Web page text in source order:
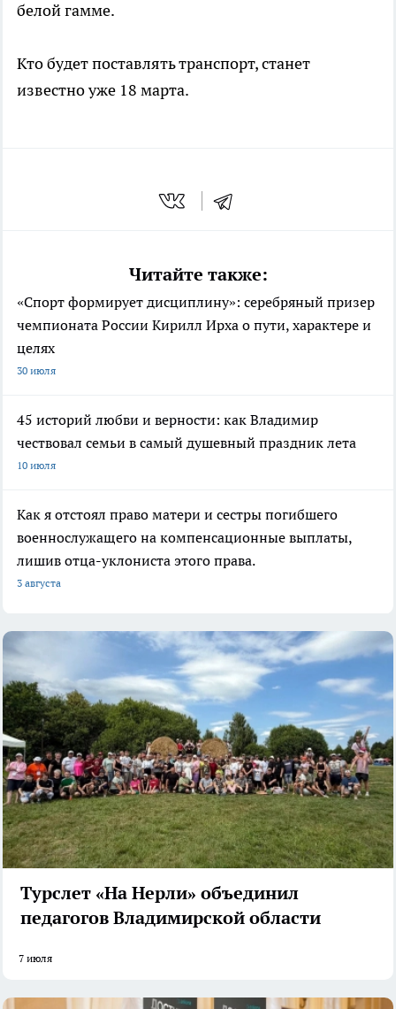
белой гамме.
Кто будет поставлять транспорт, станет
известно уже 18 марта.
Читайте также:
«Спорт формирует дисциплину»: серебряный призер
чемпионата России Кирилл Ирха о пути, характере и
целях
30 июля
45 историй любви и верности: как Владимир
чествовал семьи в самый душевный праздник лета
10 июля
Как я отстоял право матери и сестры погибшего
военнослужащего на компенсационные выплаты,
лишив отца-уклониста этого права.
3 августа
Турслет «На Нерли» объединил
педагогов Владимирской области
7 июля